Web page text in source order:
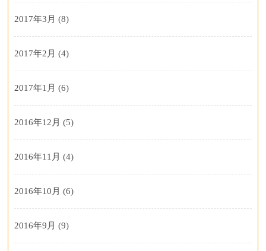
2017年3月 (8)
2017年2月 (4)
2017年1月 (6)
2016年12月 (5)
2016年11月 (4)
2016年10月 (6)
2016年9月 (9)